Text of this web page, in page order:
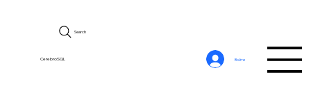
CerebroSQL
Search
Войти